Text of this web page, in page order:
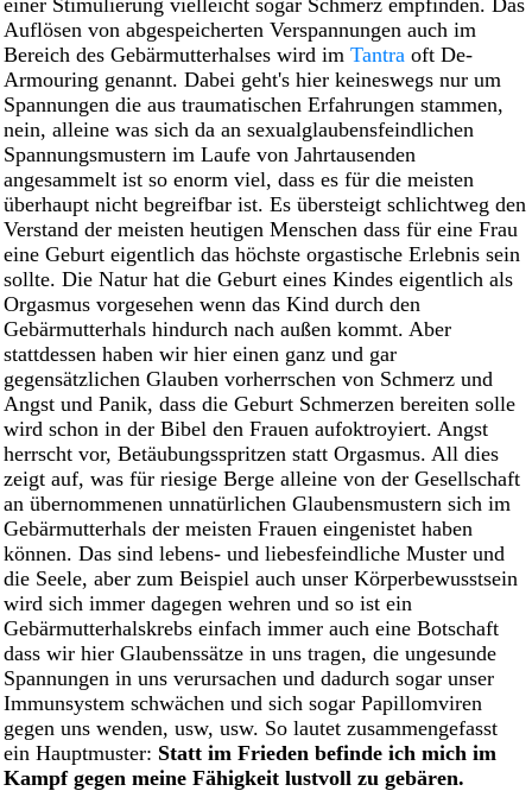
Auflösen von abgespeicherten Verspannungen auch im
Bereich des Gebärmutterhalses wird im Tantra oft De-
Armouring genannt. Dabei geht's hier keineswegs nur um
Spannungen die aus traumatischen Erfahrungen stammen,
nein, alleine was sich da an sexualglaubensfeindlichen
Spannungsmustern im Laufe von Jahrtausenden
angesammelt ist so enorm viel, dass es für die meisten
überhaupt nicht begreifbar ist. Es übersteigt schlichtweg den
Verstand der meisten heutigen Menschen dass für eine Frau
eine Geburt eigentlich das höchste orgastische Erlebnis sein
sollte. Die Natur hat die Geburt eines Kindes eigentlich als
Orgasmus vorgesehen wenn das Kind durch den
Gebärmutterhals hindurch nach außen kommt. Aber
stattdessen haben wir hier einen ganz und gar
gegensätzlichen Glauben vorherrschen von Schmerz und
Angst und Panik, dass die Geburt Schmerzen bereiten solle
wird schon in der Bibel den Frauen aufoktroyiert. Angst
herrscht vor, Betäubungsspritzen statt Orgasmus. All dies
zeigt auf, was für riesige Berge alleine von der Gesellschaft
an übernommenen unnatürlichen Glaubensmustern sich im
Gebärmutterhals der meisten Frauen eingenistet haben
können. Das sind lebens- und liebesfeindliche Muster und
die Seele, aber zum Beispiel auch unser Körperbewusstsein
wird sich immer dagegen wehren und so ist ein
Gebärmutterhalskrebs einfach immer auch eine Botschaft
dass wir hier Glaubenssätze in uns tragen, die ungesunde
Spannungen in uns verursachen und dadurch sogar unser
Immunsystem schwächen und sich sogar Papillomviren
gegen uns wenden, usw, usw. So lautet zusammengefasst
ein Hauptmuster: Statt im Frieden befinde ich mich im
Kampf gegen meine Fähigkeit lustvoll zu gebären.